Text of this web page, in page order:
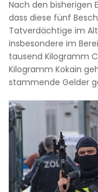
Nach den bisherigen
dass diese fünf
Tatverdächtige im
insbesondere im
tausend Kilogramm
Kilogramm Kokain
stammende Gelder